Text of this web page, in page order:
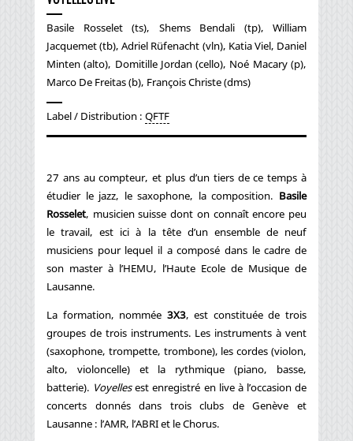
Basile Rosselet (ts), Shems Bendali (tp), William
Jacquemet (tb), Adriel Rüfenacht (vln), Katia Viel, Daniel
Minten (alto), Domitille Jordan (cello), Noé Macary (p),
Marco De Freitas (b), François Christe (dms)
Label / Distribution : QFTF
27 ans au compteur, et plus d’un tiers de ce temps à
étudier le jazz, le saxophone, la composition. Basile
Rosselet, musicien suisse dont on connaît encore peu
le travail, est ici à la tête d’un ensemble de neuf
musiciens pour lequel il a composé dans le cadre de
son master à l’HEMU, l’Haute Ecole de Musique de
Lausanne.
La formation, nommée 3X3, est constituée de trois
groupes de trois instruments. Les instruments à vent
(saxophone, trompette, trombone), les cordes (violon,
alto, violoncelle) et la rythmique (piano, basse,
batterie). Voyellesest enregistré en live à l’occasion de
concerts donnés dans trois clubs de Genève et
Lausanne : l’AMR, l’ABRI et le Chorus.